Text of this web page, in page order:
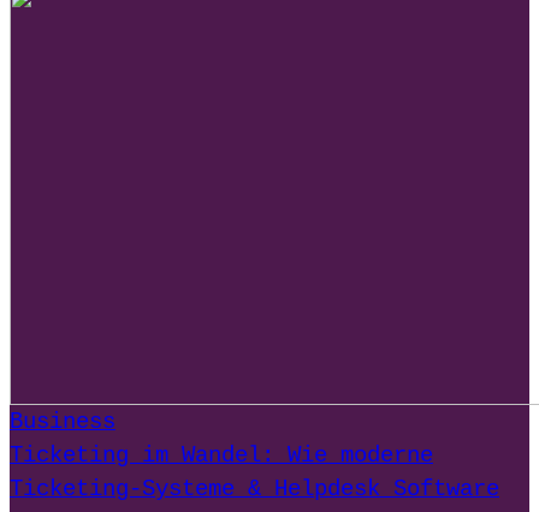
Business
Ticketing im Wandel: Wie moderne
Ticketing-Systeme & Helpdesk Software